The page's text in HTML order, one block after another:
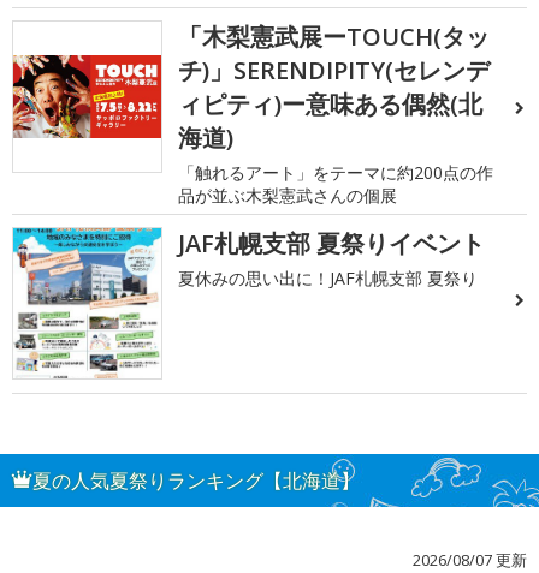
「木梨憲武展ーTOUCH(タッ
チ)」SERENDIPITY(セレンデ
ィピティ)ー意味ある偶然(北
海道)
「触れるアート」をテーマに約200点の作
品が並ぶ木梨憲武さんの個展
JAF札幌支部 夏祭りイベント
夏休みの思い出に！JAF札幌支部 夏祭り
夏の人気夏祭りランキング【北海道】
2026/08/07 更新